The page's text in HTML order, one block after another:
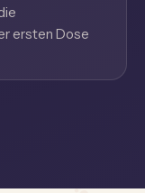
ersten Dose